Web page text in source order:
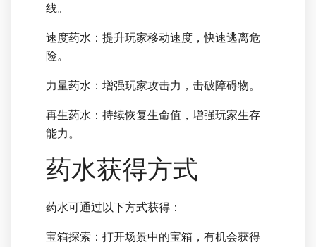
线。
速度药水：提升玩家移动速度，快速逃离危
险。
力量药水：增强玩家攻击力，击破障碍物。
再生药水：持续恢复生命值，增强玩家生存
能力。
药水获得方式
药水可通过以下方式获得：
宝箱探索：打开场景中的宝箱，有机会获得